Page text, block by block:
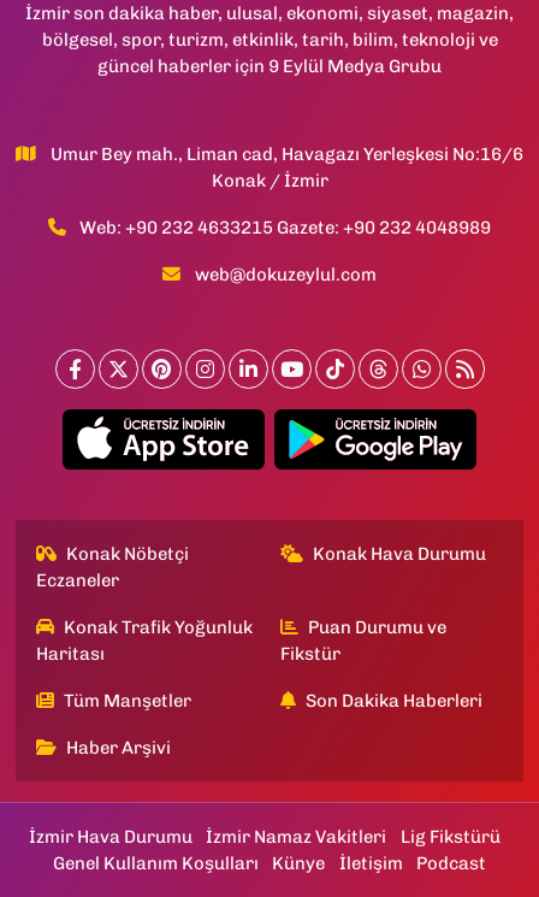
İzmir son dakika haber, ulusal, ekonomi, siyaset, magazin,
bölgesel, spor, turizm, etkinlik, tarih, bilim, teknoloji ve
güncel haberler için 9 Eylül Medya Grubu
Umur Bey mah., Liman cad, Havagazı Yerleşkesi No:16/6
Konak / İzmir
Web: +90 232 4633215 Gazete: +90 232 4048989
web@dokuzeylul.com
Konak Nöbetçi
Eczaneler
Konak Hava Durumu
Konak Trafik Yoğunluk
Haritası
Puan Durumu ve
Fikstür
Tüm Manşetler Son Dakika Haberleri
Haber Arşivi
İzmir Hava Durumu İzmir Namaz Vakitleri
Lig Fikstürü
Genel Kullanım Koşulları
Künye İletişim Podcast